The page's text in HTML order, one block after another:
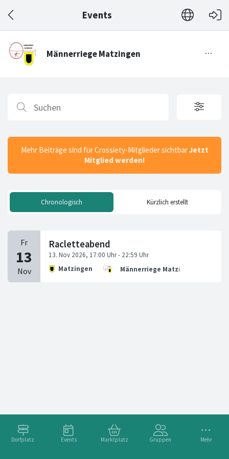
Events
Dorfplatz Events Marktplatz Gruppen Mehr
Mehr Beiträge sind für Crossiety-Mitglieder sichtbarJetzt
Mitglied werden!
Chronologisch Kürzlich erstellt
Racletteabend
Matzingen Männerriege Matzingen